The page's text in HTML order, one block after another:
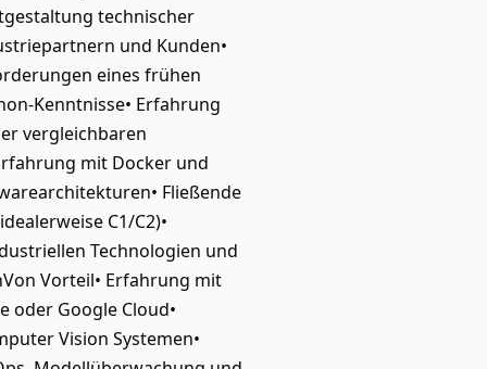
technischer
und Kunden•
eines frühen
Kenntnisse• Erfahrung
vergleichbaren
mit Docker und
Fließende
C1/C2)•
Technologien und
Vorteil• Erfahrung mit
oder Google Cloud•
Vision Systemen•